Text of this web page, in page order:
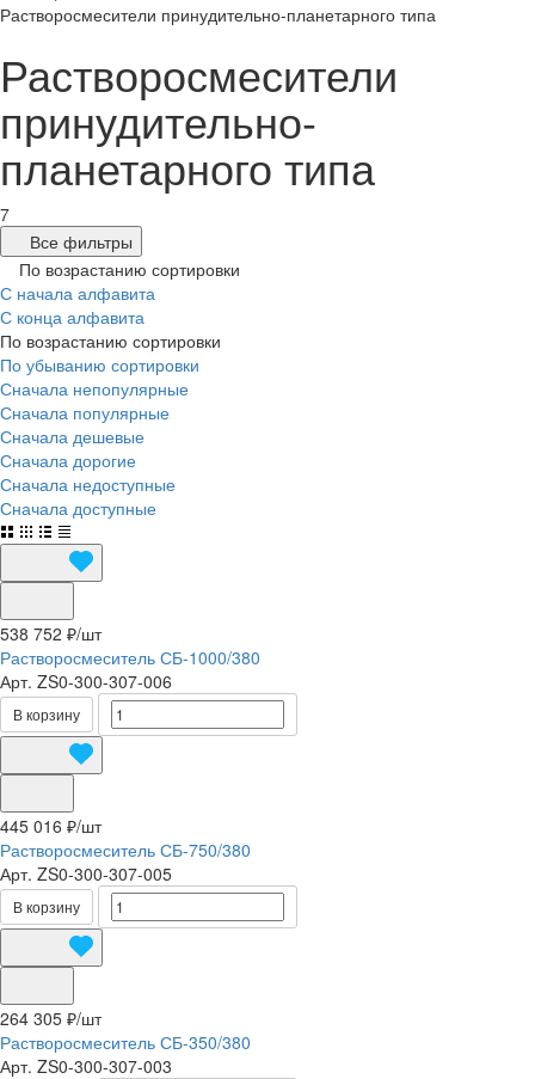
Растворосмесители принудительно-планетарного типа
Растворосмесители
принудительно-
планетарного типа
7
Все фильтры
По возрастанию сортировки
С начала алфавита
С конца алфавита
По возрастанию сортировки
По убыванию сортировки
Сначала непопулярные
Сначала популярные
Сначала дешевые
Сначала дорогие
Сначала недоступные
Сначала доступные
538 752 ₽/шт
Растворосмеситель СБ-1000/380
Арт. ZS0-300-307-006
В корзину
445 016 ₽/шт
Растворосмеситель СБ-750/380
Арт. ZS0-300-307-005
В корзину
264 305 ₽/шт
Растворосмеситель СБ-350/380
Арт. ZS0-300-307-003